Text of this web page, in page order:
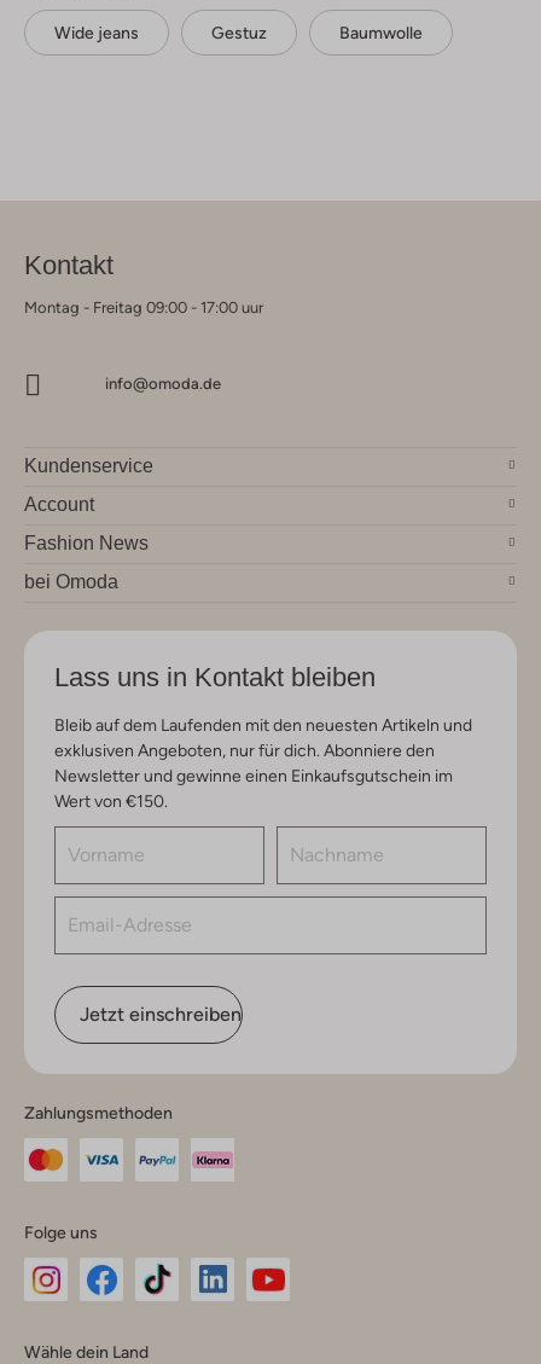
Wide jeans Gestuz Baumwolle
Kontakt
Montag - Freitag 09:00 - 17:00 uur
info@omoda.de
Kundenservice
Account
Fashion News
bei Omoda
Lass uns in Kontakt bleiben
Bleib auf dem Laufenden mit den neuesten Artikeln und
exklusiven Angeboten, nur für dich. Abonniere den
Newsletter und gewinne einen Einkaufsgutschein im
Wert von €150.
Jetzt einschreiben
Zahlungsmethoden
Folge uns
Wähle dein Land